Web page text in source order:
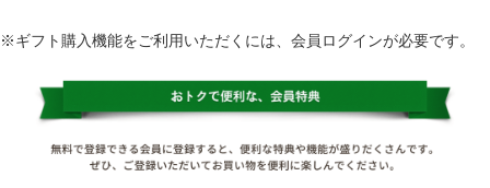
※ギフト購入機能をご利用いただくには、会員ログインが必要です。